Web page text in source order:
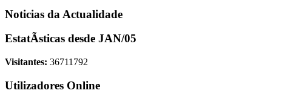
Noticias da Actualidade
EstatÃ­sticas desde JAN/05
Visitantes: 36711792
Utilizadores Online